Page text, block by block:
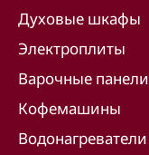
Духовые шкафы
Электроплиты
Варочные панели
Кофемашины
Водонагреватели